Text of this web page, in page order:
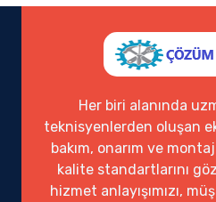
Her biri alanında
teknisyenlerden oluşan
bakım, onarım ve
kalite standartlarını
hizmet anlayışımızı,